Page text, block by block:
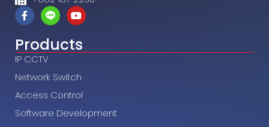
Products
IP CCTV
Network Switch
Access Control
Software Development